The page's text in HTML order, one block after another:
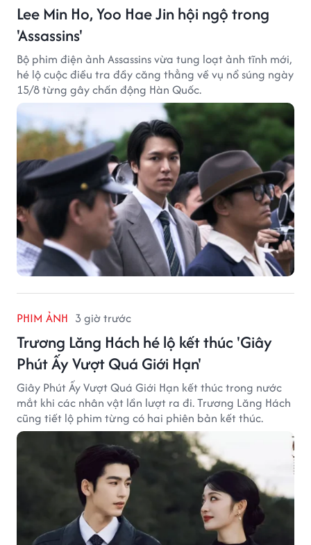
Lee Min Ho, Yoo Hae Jin hội ngộ trong
'Assassins'
Bộ phim điện ảnh Assassins vừa tung loạt ảnh tĩnh mới,
hé lộ cuộc điều tra đầy căng thẳng về vụ nổ súng ngày
15/8 từng gây chấn động Hàn Quốc.
PHIM ẢNH 3 giờ trước
Trương Lăng Hách hé lộ kết thúc 'Giây
Phút Ấy Vượt Quá Giới Hạn'
Giây Phút Ấy Vượt Quá Giới Hạn kết thúc trong nước
mắt khi các nhân vật lần lượt ra đi. Trương Lăng Hách
cũng tiết lộ phim từng có hai phiên bản kết thúc.